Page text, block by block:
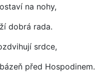
na nohy,
dobrá rada.
srdce,
před Hospodinem.